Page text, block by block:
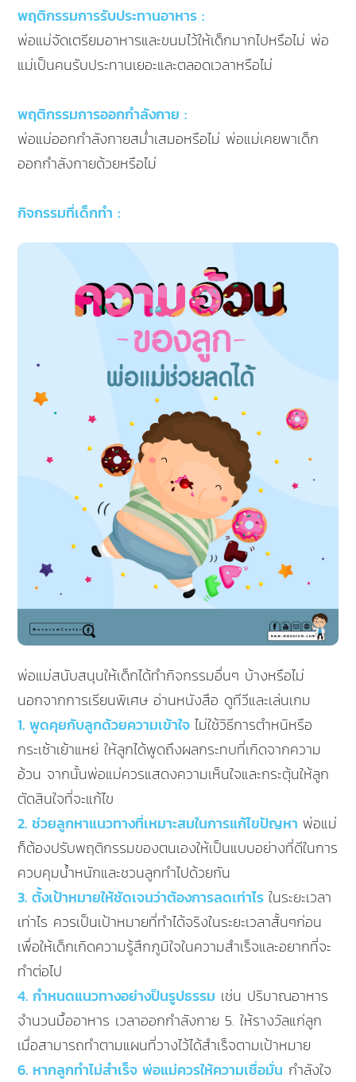
พฤติกรรมการรับประทานอาหาร :
พ่อแม่จัดเตรียมอาหารและขนมไว้ให้เด็กมากไปหรือไม่ พ่อ
แม่เป็นคนรับประทานเยอะและตลอดเวลาหรือไม่
พฤติกรรมการออกกำลังกาย :
พ่อแม่ออกกำลังกายสม่ำเสมอหรือไม่ พ่อแม่เคยพาเด็ก
ออกกำลังกายด้วยหรือไม่
กิจกรรมที่เด็กทำ :
พ่อแม่สนับสนุนให้เด็กได้ทำกิจกรรมอื่นๆ บ้างหรือไม่
นอกจากการเรียนพิเศษ อ่านหนังสือ ดูทีวีและเล่นเกม
1. พูดคุยกับลูกด้วยความเข้าใจไม่ใช้วิธีการตำหนิหรือ
กระเซ้าเย้าแหย่ ให้ลูกได้พูดถึงผลกระทบที่เกิดจากความ
อ้วน จากนั้นพ่อแม่ควรแสดงความเห็นใจและกระตุ้นให้ลูก
ตัดสินใจที่จะแก้ไข
2. ช่วยลูกหาแนวทางที่เหมาะสมในการแก้ไขปัญหา พ่อแม่
ก็ต้องปรับพฤติกรรมของตนเองให้เป็นแบบอย่างที่ดีในการ
ควบคุมน้ำหนักและชวนลูกทำไปด้วยกัน
3. ตั้งเป้าหมายให้ชัดเจนว่าต้องการลดเท่าไรในระยะเวลา
เท่าไร ควรเป็นเป้าหมายที่ทำได้จริงในระยะเวลาสั้นๆก่อน
เพื่อให้เด็กเกิดความรู้สึกภูมิใจในความสำเร็จและอยากที่จะ
ทำต่อไป
4. กำหนดแนวทางอย่างป็นรูปธรรม เช่น ปริมาณอาหาร
จำนวนมื้ออาหาร เวลาออกกำลังกาย 5. ให้รางวัลแก่ลูก
เมื่อสามารถทำตามแผนที่วางไว้ได้สำเร็จตามเป้าหมาย
6. หากลูกทำไม่สำเร็จ พ่อแม่ควรให้ความเชื่อมั่น กำลังใจ